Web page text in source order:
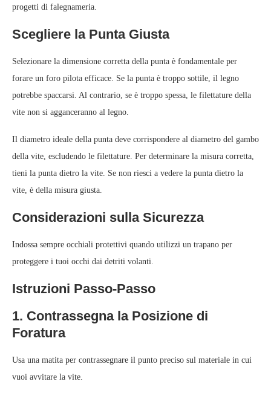
progetti di falegnameria.
Scegliere la Punta Giusta
Selezionare la dimensione corretta della punta è fondamentale per
forare un foro pilota efficace. Se la punta è troppo sottile, il legno
potrebbe spaccarsi. Al contrario, se è troppo spessa, le filettature della
vite non si agganceranno al legno.
Il diametro ideale della punta deve corrispondere al diametro del gambo
della vite, escludendo le filettature. Per determinare la misura corretta,
tieni la punta dietro la vite. Se non riesci a vedere la punta dietro la
vite, è della misura giusta.
Considerazioni sulla Sicurezza
Indossa sempre occhiali protettivi quando utilizzi un trapano per
proteggere i tuoi occhi dai detriti volanti.
Istruzioni Passo-Passo
1. Contrassegna la Posizione di
Foratura
Usa una matita per contrassegnare il punto preciso sul materiale in cui
vuoi avvitare la vite.